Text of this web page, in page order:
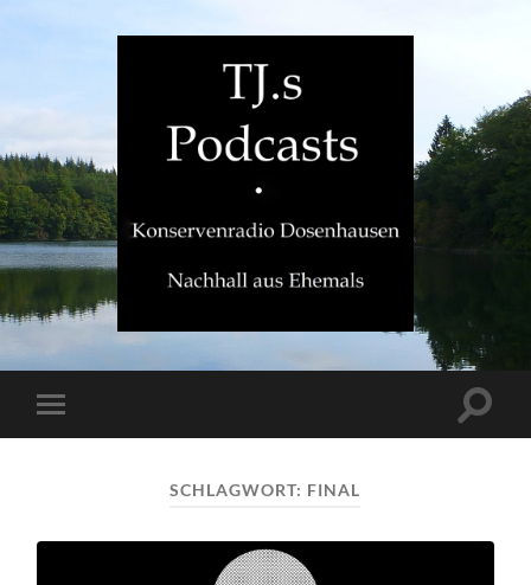
TJ.s
Mobile-
Menü
SCHLAGWORT: FINAL